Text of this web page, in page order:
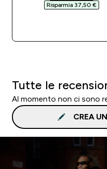
Risparmia 37,50 €‎
Tutte le
Al momento non ci sono
CREA